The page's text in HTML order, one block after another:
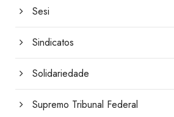
Sesi
Sindicatos
Solidariedade
Supremo Tribunal Federal